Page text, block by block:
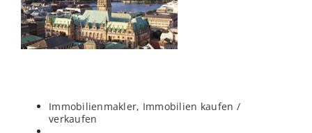
Immobilienmakler, Immobilien kaufen /
verkaufen